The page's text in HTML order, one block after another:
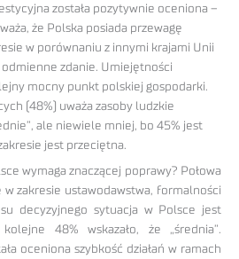
została pozytywnie oceniona –
że Polska posiada przewagę
w porównaniu z innymi krajami Unii
odmienne zdanie. Umiejętności
mocny punkt polskiej gospodarki.
(48%) uważa zasoby ludzkie
ale niewiele mniej, bo 45% jest
jest przeciętna.
wymaga znaczącej poprawy? Połowa
w zakresie ustawodawstwa, formalności
decyzyjnego sytuacja w Polsce jest
48% wskazało, że „średnia”.
oceniona szybkość działań w ramach